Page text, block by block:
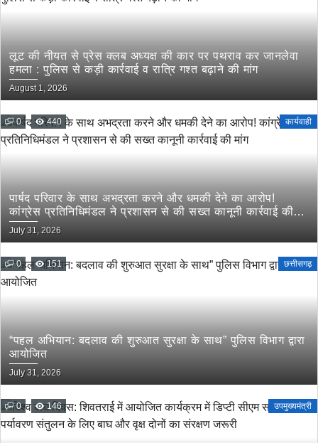
लूट की नीयत से प्रेस क्लब अध्यक्ष की कार पर पथराव कर जानलेवा
हमला : पुलिस से कड़ी कार्रवाई व रात्रि गश्त बढ़ाने की मांग
August 1, 2026
0 440 कार्यवाही
पार्षद परिवार के साथ अभद्रता करने और धमकी देने का आरोप!
कांग्रेस प्रतिनिधिमंडल ने प्रशासन से की सख्त कानूनी कार्रवाई की
मांग
July 31, 2026
0 151 छत्तीसगढ़
“पहल अभियान: बदलाव की शुरुआत सुरक्षा के साथ” पुलिस विभाग द्वारा
आयोजित
July 31, 2026
0 146 उपमुख्यमंत्री